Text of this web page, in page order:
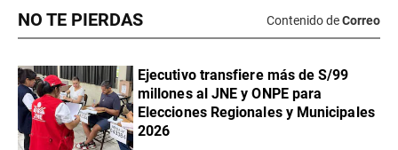
NO TE PIERDAS Contenido deCorreo
Ejecutivo transfiere más de S/99
millones al JNE y ONPE para
Elecciones Regionales y Municipales
2026